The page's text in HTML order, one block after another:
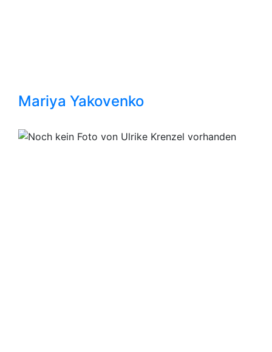
Mariya Yakovenko